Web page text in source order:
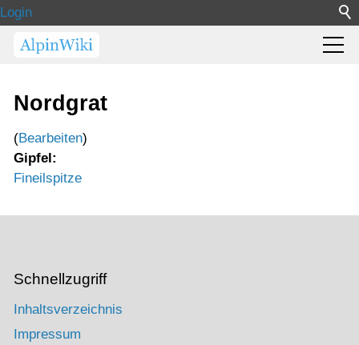
Login
Nordgrat
(Bearbeiten)
Gipfel:
Fineilspitze
Schnellzugriff
Inhaltsverzeichnis
Impressum